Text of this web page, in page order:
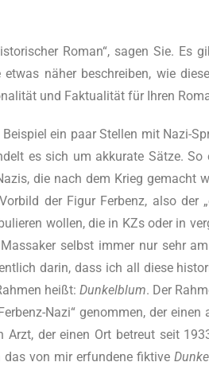
Roman“, sagen Sie. Es
näher beschrei­ben, wie
und Faktualität für Ihren
ein paar Stel­len mit Nazi-
es sich um akku­ra­te Sätze.
die nach dem Krieg
der Figur Fer­benz, also der
wol­len, die in KZs oder in
selbst immer nur sehr
dar­in, dass ich all die­se
heißt:Dun­kel­blum. Der
Nazi“ genom­men, der
Arzt, der einen Ort betreut seit
das von mir erfun­de­ne fik­ti­ve